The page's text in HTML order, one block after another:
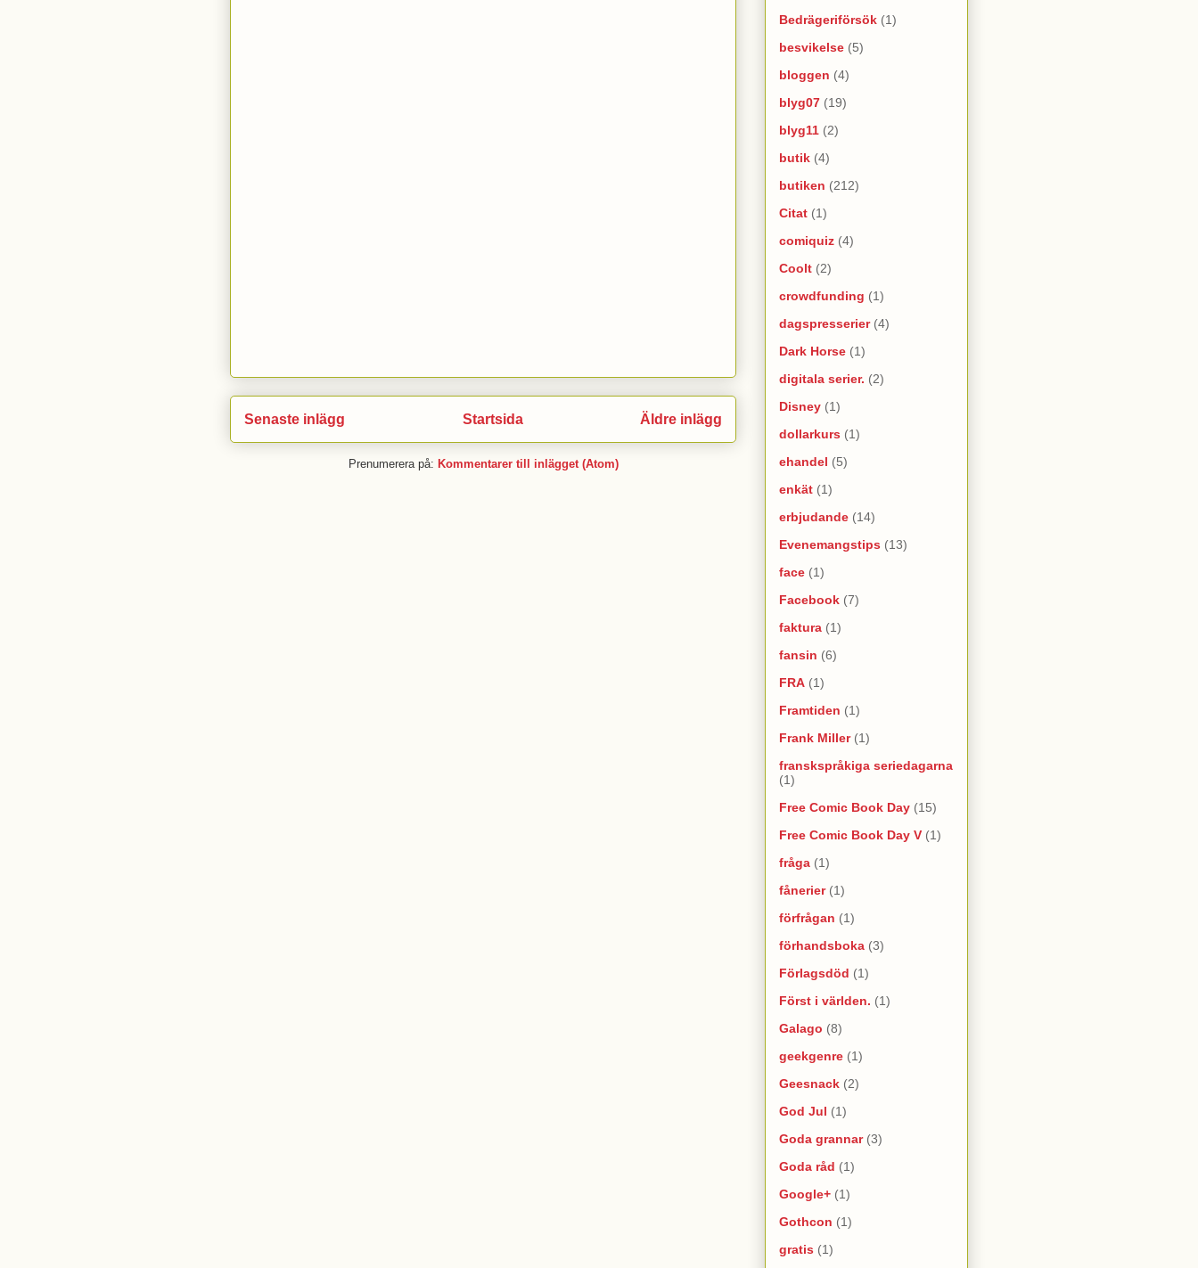
Senaste inlägg Äldre inlägg
Startsida
Prenumerera på: Kommentarer till inlägget (Atom)
Bedrägeriförsök (1)
besvikelse (5)
bloggen (4)
blyg07 (19)
blyg11 (2)
butik (4)
butiken (212)
Citat (1)
comiquiz (4)
Coolt (2)
crowdfunding (1)
dagspresserier (4)
Dark Horse (1)
digitala serier. (2)
Disney (1)
dollarkurs (1)
ehandel (5)
enkät (1)
erbjudande (14)
Evenemangstips (13)
face (1)
Facebook (7)
faktura (1)
fansin (6)
FRA (1)
Framtiden (1)
Frank Miller (1)
franskspråkiga seriedagarna
(1)
Free Comic Book Day (15)
Free Comic Book Day V (1)
fråga (1)
fånerier (1)
förfrågan (1)
förhandsboka (3)
Förlagsdöd (1)
Först i världen. (1)
Galago (8)
geekgenre (1)
Geesnack (2)
God Jul (1)
Goda grannar (3)
Goda råd (1)
Google+ (1)
Gothcon (1)
gratis (1)